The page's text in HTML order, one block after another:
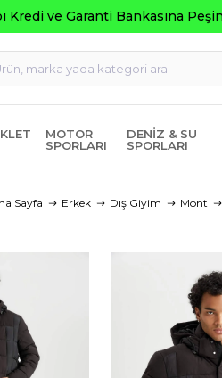
MOTOR
SPORLARI
DENIZ & SU
SPORLARI
Sayfa Erkek Dış Giyim Mont